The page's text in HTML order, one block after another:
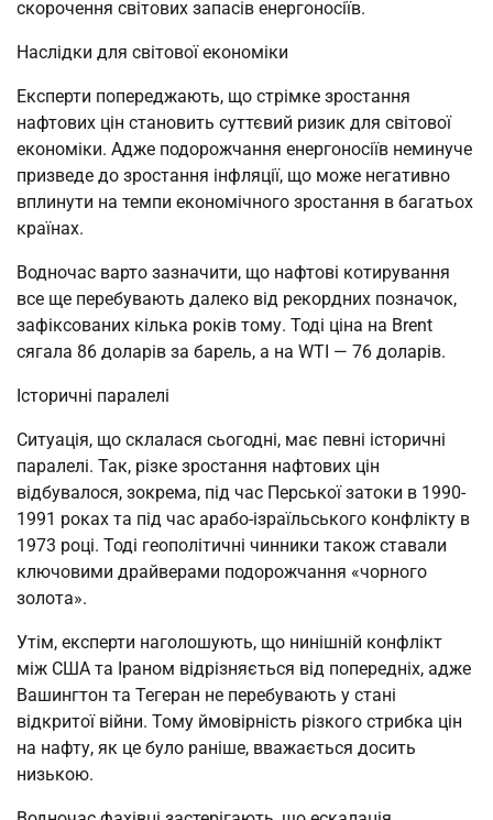
скорочення світових запасів енергоносіїв.
Наслідки для світової економіки
Експерти попереджають, що стрімке зростання
нафтових цін становить суттєвий ризик для світової
економіки. Адже подорожчання енергоносіїв неминуче
призведе до зростання інфляції, що може негативно
вплинути на темпи економічного зростання в багатьох
країнах.
Водночас варто зазначити, що нафтові котирування
все ще перебувають далеко від рекордних позначок,
зафіксованих кілька років тому. Тоді ціна на Brent
сягала 86 доларів за барель, а на WTI — 76 доларів.
Історичні паралелі
Ситуація, що склалася сьогодні, має певні історичні
паралелі. Так, різке зростання нафтових цін
відбувалося, зокрема, під час Перської затоки в 1990-
1991 роках та під час арабо-ізраїльського конфлікту в
1973 році. Тоді геополітичні чинники також ставали
ключовими драйверами подорожчання «чорного
золота».
Утім, експерти наголошують, що нинішній конфлікт
між США та Іраном відрізняється від попередніх, адже
Вашингтон та Тегеран не перебувають у стані
відкритої війни. Тому ймовірність різкого стрибка цін
на нафту, як це було раніше, вважається досить
низькою.